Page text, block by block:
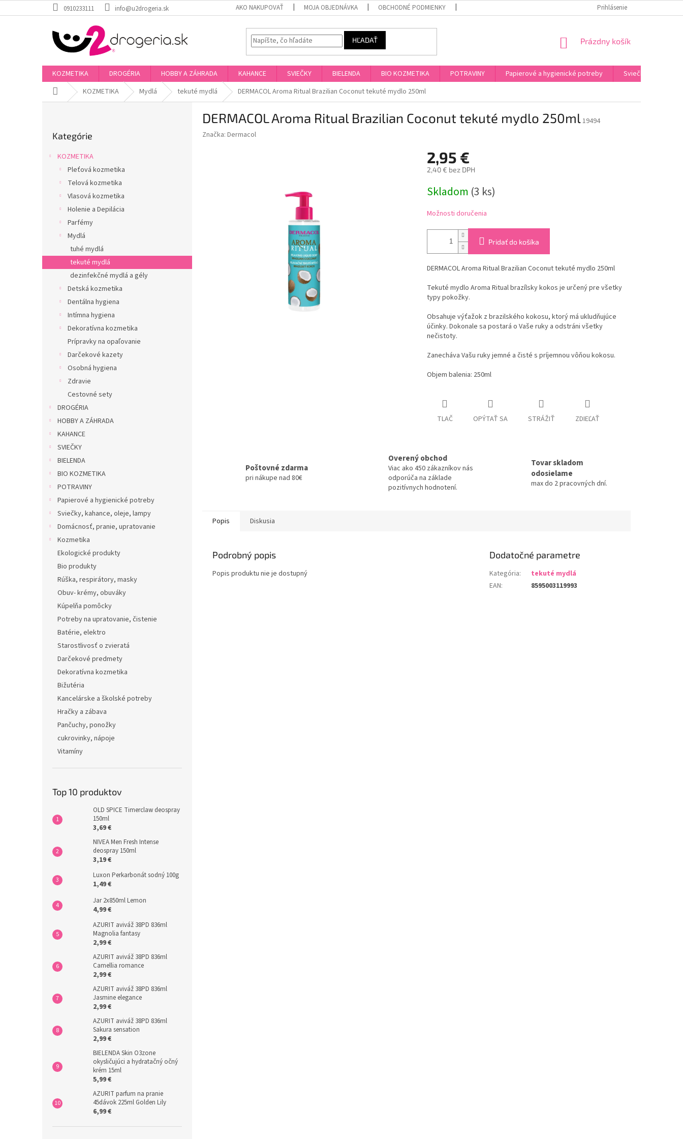
na
0910233111 info@u2drogeria.sk AKO NAKUPOVAŤ MOJA OBJEDNÁVKA OBCHODNÉ PODMIENKY PODMIENKY OCHRANY OSOBNÝCH ÚDAJOV
Prihlásenie
HĽADAŤ
NÁKUPNÝ
Prázdny košík
KOZMETIKA DROGÉRIA HOBBY A ZÁHRADA KAHANCE SVIEČKY BIELENDA BIO KOZMETIKA POTRAVINY Papierové a hygienické potreby
Sviečky, kahance,
DomovKOZMETIKA Mydlá tekuté mydlá DERMACOL Aroma Ritual Brazilian Coconut tekuté mydlo 250ml
kategórie
Kategórie
KOZMETIKA
Pleťová kozmetika
Telová kozmetika
Vlasová kozmetika
Holenie a Depilácia
Parfémy
Mydlá
tuhé mydlá
tekuté mydlá
dezinfekčné mydlá a gély
Detská kozmetika
Dentálna hygiena
Intímna hygiena
Dekoratívna kozmetika
Prípravky na opaľovanie
Darčekové kazety
Osobná hygiena
Zdravie
Cestovné sety
DROGÉRIA
HOBBY A ZÁHRADA
KAHANCE
SVIEČKY
BIELENDA
BIO KOZMETIKA
POTRAVINY
Papierové a hygienické potreby
Sviečky, kahance, oleje, lampy
Domácnosť, pranie, upratovanie
Kozmetika
Ekologické produkty
Bio produkty
Rúška, respirátory, masky
Obuv- krémy, obuváky
Kúpelňa pomôcky
Potreby na upratovanie, čistenie
Batérie, elektro
Starostlivosť o zvieratá
Darčekové predmety
Dekoratívna kozmetika
Bižutéria
Kancelárske a školské potreby
Hračky a zábava
Pančuchy, ponožky
cukrovinky, nápoje
Vitamíny
Top 10 produktov
OLD SPICE Timerclaw deospray
150ml
3,69 €
NIVEA Men Fresh Intense
deospray 150ml
3,19 €
Luxon Perkarbonát sodný 100g
1,49 €
Jar 2x850ml Lemon
4,99 €
AZURIT aviváž 38PD 836ml
Magnolia fantasy
2,99 €
AZURIT aviváž 38PD 836ml
Camellia romance
2,99 €
AZURIT aviváž 38PD 836ml
Jasmine elegance
2,99 €
AZURIT aviváž 38PD 836ml
Sakura sensation
2,99 €
BIELENDA Skin O3zone
okysličujúci a hydratačný očný
krém 15ml
5,99 €
AZURIT parfum na pranie
45dávok 225ml Golden Lily
6,99 €
DERMACOL Aroma Ritual Brazilian Coconut tekuté mydlo 250ml19494
Značka: Dermacol
2,95 €
2,40 € bez DPH
cena:
Skladom (3 ks)
Možnosti doručenia
Pridať do košíka
DERMACOL Aroma Ritual Brazilian Coconut tekuté mydlo 250ml
Tekuté mydlo Aroma Ritual brazílsky kokos je určený pre všetky
typy pokožky.
Obsahuje výťažok z brazilského kokosu, ktorý má ukludňujúce
účinky. Dokonale sa postará o Vaše ruky a odstráni všetky
nečistoty.
Zanecháva Vašu ruky jemné a čisté s príjemnou vôňou kokosu.
Objem balenia: 250ml
TLAČ OPÝTAŤ SA STRÁŽIŤ ZDIEĽAŤ
Poštovné zdarma
pri nákupe nad 80€
Overený obchod
Viac ako 450 zákazníkov nás
odporúča na základe
pozitívnych hodnotení.
Tovar skladom
odosielame
max do 2 pracovných dní.
Popis Diskusia
Podrobný popis
Popis produktu nie je dostupný
Dodatočné parametre
Kategória:
tekuté mydlá
EAN: 8595003119993